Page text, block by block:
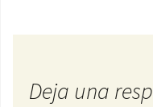
Deja una